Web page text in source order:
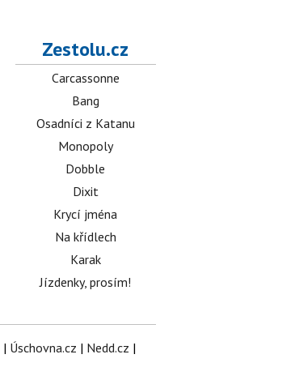
Zestolu.cz
Carcassonne
Bang
Osadníci z Katanu
Monopoly
Dobble
Dixit
Krycí jména
Na křídlech
Karak
Jízdenky, prosím!
| Úschovna.cz | Nedd.cz |